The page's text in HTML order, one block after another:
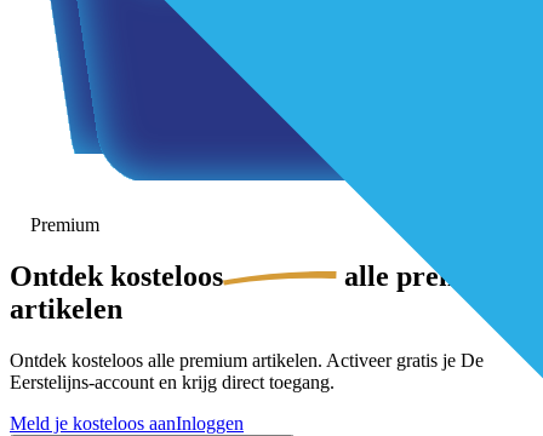
Premium
Ontdek kosteloos
alle premium-
artikelen
Ontdek kosteloos alle premium artikelen. Activeer gratis je De
Eerstelijns-account en krijg direct toegang.
Meld je kosteloos aanInloggen